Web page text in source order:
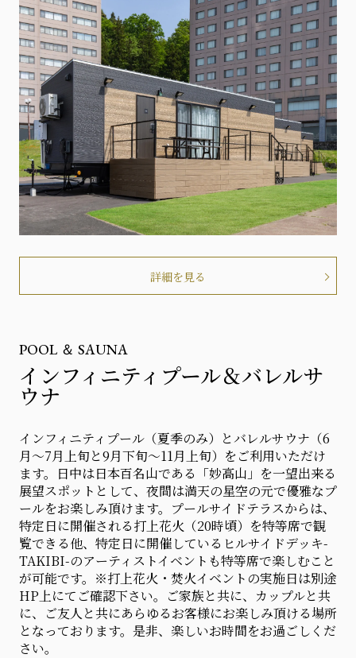
詳細を見る
POOL ＆ SAUNA
インフィニティプール＆バレルサ
ウナ
インフィニティプール（夏季のみ）とバレルサウナ（6
月～7月上旬と9月下旬～11月上旬）をご利用いただけ
ます。日中は日本百名山である「妙高山」を一望出来る
展望スポットとして、夜間は満天の星空の元で優雅なプ
ールをお楽しみ頂けます。プールサイドテラスからは、
特定日に開催される打上花火（20時頃）を特等席で観
覧できる他、特定日に開催しているヒルサイドデッキ-
TAKIBI-のアーティストイベントも特等席で楽しむこと
が可能です。※打上花火・焚火イベントの実施日は別途
HP上にてご確認下さい。ご家族と共に、カップルと共
に、ご友人と共にあらゆるお客様にお楽しみ頂ける場所
となっております。是非、楽しいお時間をお過ごしくだ
さい。